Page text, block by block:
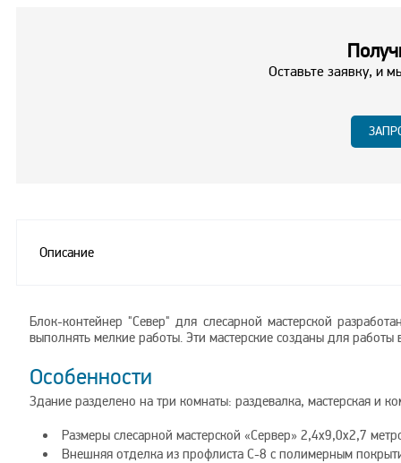
Оставьте заявку, и
Описание
Блок-контейнер "Север" для слесарной мастерской
выполнять мелкие работы. Эти мастерские созданы для
Особенности
Здание разделено на три комнаты: раздевалка, мастерская и
Размеры слесарной мастерской «Сервер» 2,4х9,0х2,7
Внешняя отделка из профлиста С-8 с полимерным